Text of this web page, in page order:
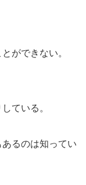
ができない。
ている。
るのは知ってい